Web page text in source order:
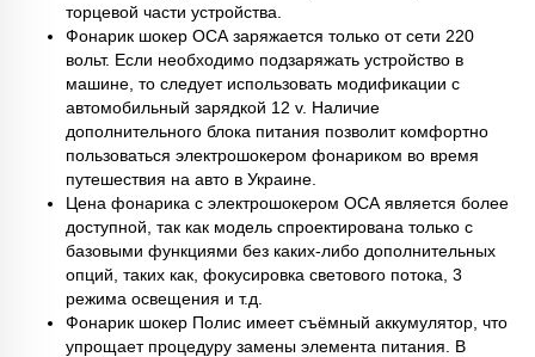
торцевой части устройства.
Фонарик шокер ОСА заряжается только от сети 220
вольт. Если необходимо подзаряжать устройство в
машине, то следует использовать модификации с
автомобильный зарядкой 12 v. Наличие
дополнительного блока питания позволит комфортно
пользоваться электрошокером фонариком во время
путешествия на авто в Украине.
Цена фонарика с электрошокером ОСА является более
доступной, так как модель спроектирована только с
базовыми функциями без каких-либо дополнительных
опций, таких как, фокусировка светового потока, 3
режима освещения и т.д.
Фонарик шокер Полис имеет съёмный аккумулятор, что
упрощает процедуру замены элемента питания. В